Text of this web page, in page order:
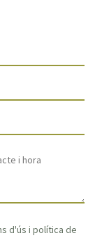
d'ús i política de